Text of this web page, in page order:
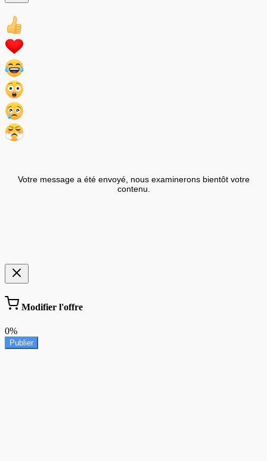
Votre message a été envoyé, nous examinerons bientôt votre
contenu.
Modifier l'offre
0%
Publier